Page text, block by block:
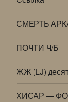
СМЕРТЬ
ПОЧТИ Ч/Б
ЖЖ (LJ)
ХИСАР —